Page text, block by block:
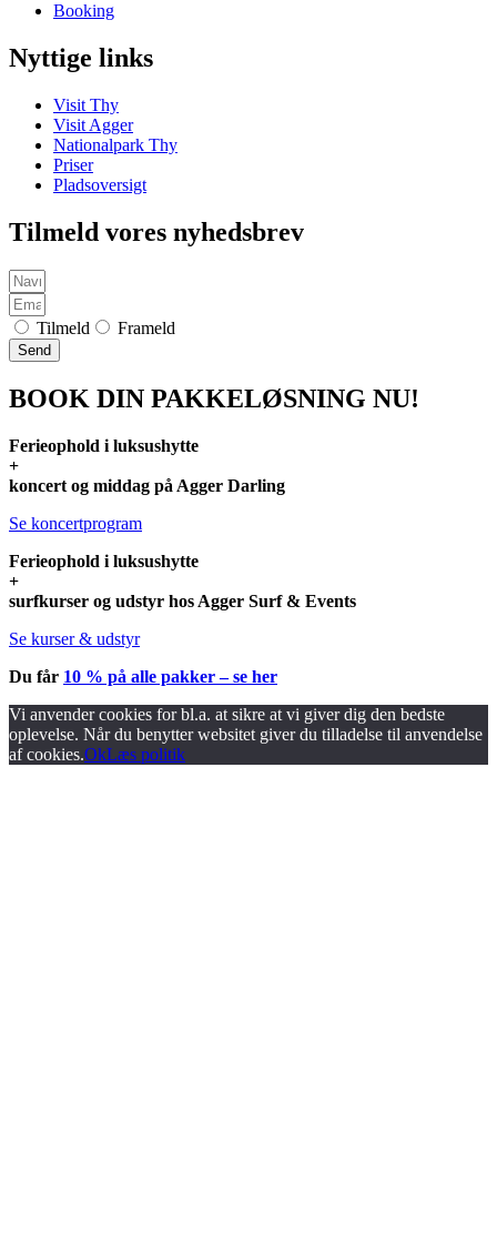
Booking
Nyttige links
Visit Thy
Visit Agger
Nationalpark Thy
Priser
Pladsoversigt
Tilmeld vores nyhedsbrev
Tilmeld Frameld
Send
BOOK DIN PAKKELØSNING NU!
Ferieophold i luksushytte
+
koncert og middag på Agger Darling
Se koncertprogram
Ferieophold i luksushytte
+
surfkurser og udstyr hos Agger Surf & Events
Se kurser & udstyr
Du får 10 % på alle pakker – se her
Vi anvender cookies for bl.a. at sikre at vi giver dig den bedste
oplevelse. Når du benytter websitet giver du tilladelse til anvendelse
af cookies.OkLæs politik